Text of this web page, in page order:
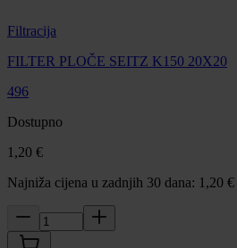
Filtracija
FILTER PLOČE SEITZ K150 20X20
496
Dostupno
1,20 €
Najniža cijena u zadnjih 30 dana: 1,20 €